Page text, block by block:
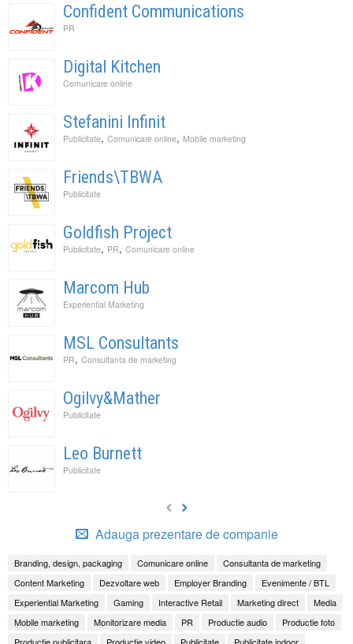
Confident Communications
PR
Digital Kitchen
Comunicare online
Stefanini Infinit
Publicitate, Comunicare online, Mobile marketing
Friends\TBWA
Publicitate
Goldfish Project
Publicitate, PR, Comunicare online
Marcom Hub
Experiential Marketing
MSL Consultants
PR, Consultanta de marketing
Ogilvy&Mather
Publicitate
Leo Burnett
Publicitate
Adauga prezentare de companie
Branding, design, packaging Comunicare online
Consultanta de marketing
Content Marketing
Dezvoltare web Employer Branding
Evenimente / BTL
Experiential Marketing
Gaming Interactive Retail Marketing direct
Media
Mobile marketing
Monitorizare media PR Productie audio
Productie foto